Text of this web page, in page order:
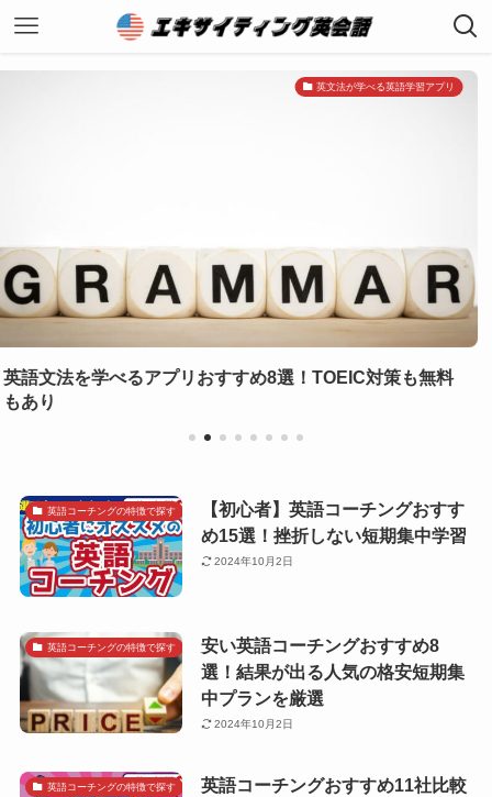
英文法が学べる英語学習アプリ
プリおすすめ8選！TOEIC対策も無料
【TOEFL対策
英語コーチングの特徴で探す
【初心者】英語コーチングおすす
め15選！挫折しない短期集中学習
2024年10月2日
英語コーチングの特徴で探す
安い英語コーチングおすすめ8
選！結果が出る人気の格安短期集
中プランを厳選
2024年10月2日
英語コーチングの特徴で探す
英語コーチングおすすめ11社比較